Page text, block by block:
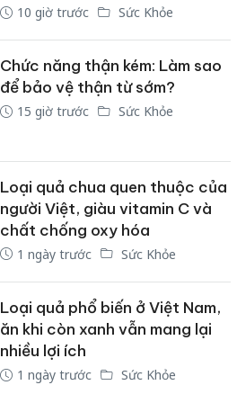
10 giờ trước Sức Khỏe
Chức năng thận kém: Làm sao
để bảo vệ thận từ sớm?
15 giờ trước Sức Khỏe
Loại quả chua quen thuộc của
người Việt, giàu vitamin C và
chất chống oxy hóa
1 ngày trước Sức Khỏe
Loại quả phổ biến ở Việt Nam,
ăn khi còn xanh vẫn mang lại
nhiều lợi ích
1 ngày trước Sức Khỏe